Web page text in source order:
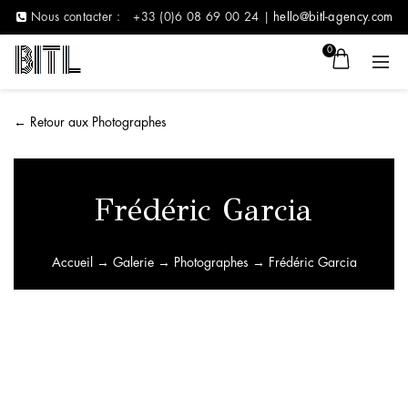
Nous contacter : +33 (0)6 08 69 00 24 | hello@bitl-agency.com
0
← Retour aux Photographes
Frédéric Garcia
Accueil → Galerie→ Photographes → Frédéric Garcia